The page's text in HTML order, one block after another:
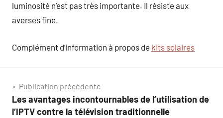
luminosité n’est pas très importante. Il résiste aux
averses fine.
Complément d’information à propos de kits solaires
Navigation
de
Publication précédente
Les avantages incontournables de l’utilisation de
l’IPTV contre la télévision traditionnelle